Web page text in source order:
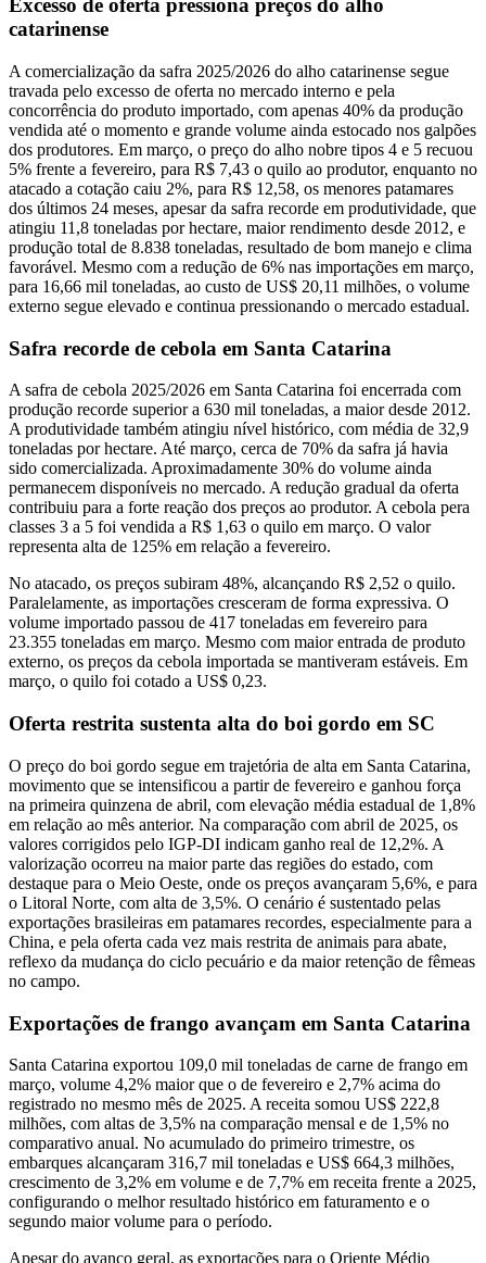
Excesso de oferta pressiona preços do alho
catarinense
A comercialização da safra 2025/2026 do alho catarinense segue
travada pelo excesso de oferta no mercado interno e pela
concorrência do produto importado, com apenas 40% da produção
vendida até o momento e grande volume ainda estocado nos galpões
dos produtores. Em março, o preço do alho nobre tipos 4 e 5 recuou
5% frente a fevereiro, para R$ 7,43 o quilo ao produtor, enquanto no
atacado a cotação caiu 2%, para R$ 12,58, os menores patamares
dos últimos 24 meses, apesar da safra recorde em produtividade, que
atingiu 11,8 toneladas por hectare, maior rendimento desde 2012, e
produção total de 8.838 toneladas, resultado de bom manejo e clima
favorável. Mesmo com a redução de 6% nas importações em março,
para 16,66 mil toneladas, ao custo de US$ 20,11 milhões, o volume
externo segue elevado e continua pressionando o mercado estadual.
Safra recorde de cebola em Santa Catarina
A safra de cebola 2025/2026 em Santa Catarina foi encerrada com
produção recorde superior a 630 mil toneladas, a maior desde 2012.
A produtividade também atingiu nível histórico, com média de 32,9
toneladas por hectare. Até março, cerca de 70% da safra já havia
sido comercializada. Aproximadamente 30% do volume ainda
permanecem disponíveis no mercado. A redução gradual da oferta
contribuiu para a forte reação dos preços ao produtor. A cebola pera
classes 3 a 5 foi vendida a R$ 1,63 o quilo em março. O valor
representa alta de 125% em relação a fevereiro.
No atacado, os preços subiram 48%, alcançando R$ 2,52 o quilo.
Paralelamente, as importações cresceram de forma expressiva. O
volume importado passou de 417 toneladas em fevereiro para
23.355 toneladas em março. Mesmo com maior entrada de produto
externo, os preços da cebola importada se mantiveram estáveis. Em
março, o quilo foi cotado a US$ 0,23.
Oferta restrita sustenta alta do boi gordo em SC
O preço do boi gordo segue em trajetória de alta em Santa Catarina,
movimento que se intensificou a partir de fevereiro e ganhou força
na primeira quinzena de abril, com elevação média estadual de 1,8%
em relação ao mês anterior. Na comparação com abril de 2025, os
valores corrigidos pelo IGP-DI indicam ganho real de 12,2%. A
valorização ocorreu na maior parte das regiões do estado, com
destaque para o Meio Oeste, onde os preços avançaram 5,6%, e para
o Litoral Norte, com alta de 3,5%. O cenário é sustentado pelas
exportações brasileiras em patamares recordes, especialmente para a
China, e pela oferta cada vez mais restrita de animais para abate,
reflexo da mudança do ciclo pecuário e da maior retenção de fêmeas
no campo.
Exportações de frango avançam em Santa Catarina
Santa Catarina exportou 109,0 mil toneladas de carne de frango em
março, volume 4,2% maior que o de fevereiro e 2,7% acima do
registrado no mesmo mês de 2025. A receita somou US$ 222,8
milhões, com altas de 3,5% na comparação mensal e de 1,5% no
comparativo anual. No acumulado do primeiro trimestre, os
embarques alcançaram 316,7 mil toneladas e US$ 664,3 milhões,
crescimento de 3,2% em volume e de 7,7% em receita frente a 2025,
configurando o melhor resultado histórico em faturamento e o
segundo maior volume para o período.
Apesar do avanço geral, as exportações para o Oriente Médio